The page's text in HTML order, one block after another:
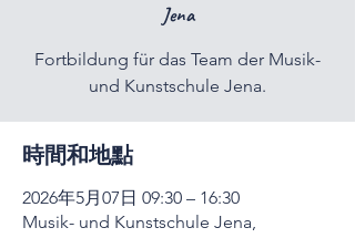
Jena
Fortbildung für das Team der Musik-
und Kunstschule Jena.
時間和地點
2026年5月07日 09:30 – 16:30
Musik- und Kunstschule Jena,